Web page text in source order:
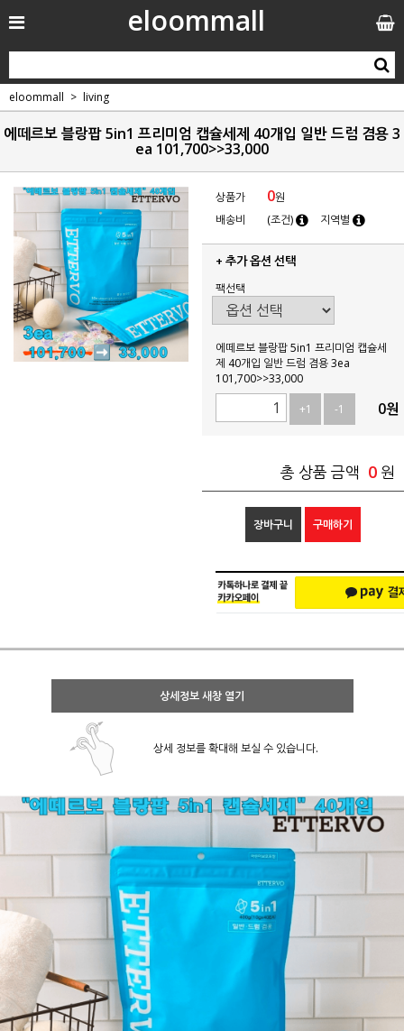
eloommall
eloommall living
에떼르보 블랑팝 5in1 프리미엄 캡슐세제 40개입 일반 드럼 겸용 3
ea 101,700>>33,000
상품가 0원
배송비
(조건) 지역별
+ 추가 옵션 선택
팩선택
에떼르보 블랑팝 5in1 프리미엄 캡슐세
제 40개입 일반 드럼 겸용 3ea
101,700>>33,000
+1
-1 0원
총 상품 금액 0 원
장바구니 구매하기
상세정보 새창 열기
상세 정보를 확대해 보실 수 있습니다.